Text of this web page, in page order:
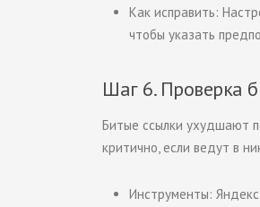
Как исправить:
чтобы указать
Шаг 6. Проверка
Битые ссылки ухудшают
критично, если ведут в
Инструменты: